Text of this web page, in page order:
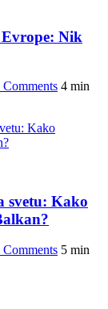
Evrope: Nik
Comments 4 min
svetu: Kako
Comments 5 min